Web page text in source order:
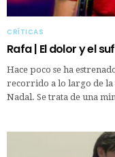
CRÍTICAS
Rafa | El dolor y el
Hace poco se ha
recorrido a lo largo de la
Nadal. Se trata de una